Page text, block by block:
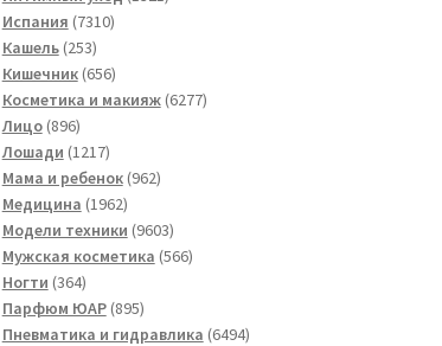
Испания 73107310
Кашель 253253
товара
Кишечник 656656
товаров
Косметика и макияж 62776277
Лицо 896896
товаров
Лошади 12171217
товаров
Мама и ребенок 962962
Медицина 19621962
товара
Модели техники 96039603
товара
Мужская косметика 566566
Ногти 364364
товара
Парфюм ЮАР 895895
товаров
Пневматика и гидравлика 64946494